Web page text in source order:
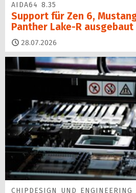
AIDA64 8.35
Support für Zen 6,
Panther Lake-R ausgebaut
28.07.2026
CHIPDESIGN UND ENGINEERING